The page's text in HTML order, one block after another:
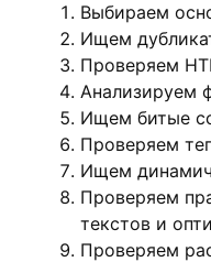
Выбираем
Ищем
Проверяем
Анализируем
Ищем битые
Проверяем
Ищем
Проверяем
текстов и
Проверяем